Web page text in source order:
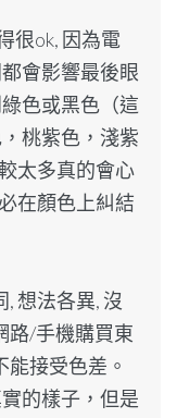
很ok, 因為電
會影響最後眼
色或黑色（這
桃紫色，淺紫
太多真的會心
在顏色上糾結
想法各異, 沒
路/手機購買東
接受色差。
的樣子，但是